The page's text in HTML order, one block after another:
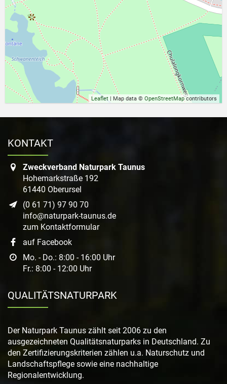
Leaflet | Map data © OpenStreetMapcontributors
KONTAKT
Zweckverband Naturpark Taunus
Hohemarkstraße 192
61440 Oberursel
(0 61 71) 97 90 70
info@naturpark-taunus.de
zum Kontaktformular
auf Facebook
Mo. - Do.: 8:00 - 16:00 Uhr
Fr.: 8:00 - 12:00 Uhr
QUALITÄTSNATURPARK
Der Naturpark Taunus zählt seit 2006 zu den
ausgezeichneten Qualitätsnaturparks in Deutschland. Zu
den Zertifizierungskriterien zählen u.a. Naturschutz und
Landschaftspflege sowie eine nachhaltige
Regionalentwicklung.